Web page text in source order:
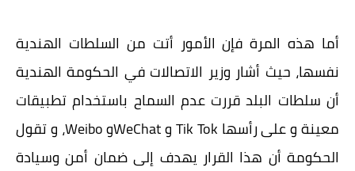
أما هذه المرة فإن الأمور أتت من السلطات الهندية
نفسها، حيث أشار وزير الاتصالات في الحكومة الهندية
أن سلطات البلد قررت عدم السماح باستخدام تطبيقات
معينة و على رأسها Tik Tok و WeChatو Weibo، و تقول
الحكومة أن هذا القرار يهدف إلى ضمان أمن وسيادة